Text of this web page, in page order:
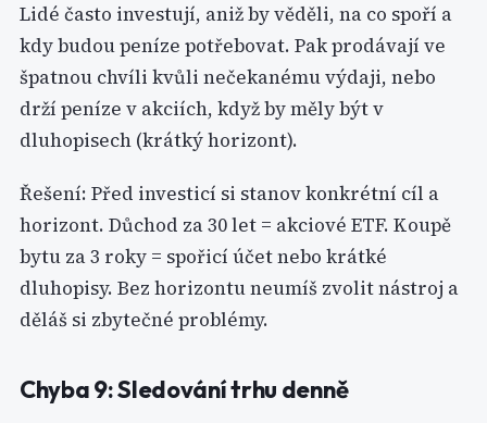
Lidé často investují, aniž by věděli, na co spoří a
kdy budou peníze potřebovat. Pak prodávají ve
špatnou chvíli kvůli nečekanému výdaji, nebo
drží peníze v akciích, když by měly být v
dluhopisech (krátký horizont).
Řešení: Před investicí si stanov konkrétní cíl a
horizont. Důchod za 30 let = akciové ETF. Koupě
bytu za 3 roky = spořicí účet nebo krátké
dluhopisy. Bez horizontu neumíš zvolit nástroj a
děláš si zbytečné problémy.
Chyba 9: Sledování trhu denně